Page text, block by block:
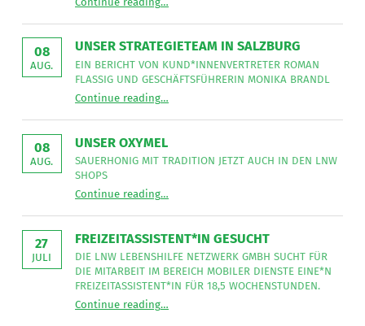
Gelungener
der
Intarsia
08
AUG.
UNSER STRATEGIETEAM IN SALZBURG
EIN BERICHT VON KUND*INNENVERTRETER ROMAN
FLASSIG UND GESCHÄFTSFÜHRERIN MONIKA BRANDL
Continue readingEin
von
Roman
Flassig
und
Monika
Brandl
…
08
AUG.
UNSER OXYMEL
SAUERHONIG MIT TRADITION JETZT AUCH IN DEN LNW
SHOPS
Continue readingSauerhonig
Tradition
auch
den
LNW
Shops
”
…
27
JULI
FREIZEITASSISTENT*IN GESUCHT
DIE LNW LEBENSHILFE NETZWERK GMBH SUCHT FÜR
DIE MITARBEIT IM BEREICH MOBILER DIENSTE EINE*N
FREIZEITASSISTENT*IN FÜR 18,5 WOCHENSTUNDEN.
Continue readingDie
…